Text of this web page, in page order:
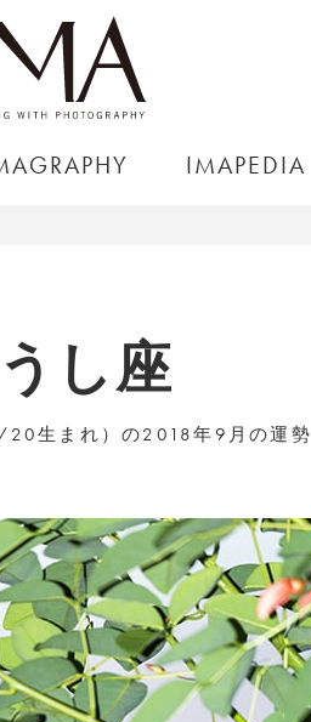
IMAPEDIA
し座
生まれ）の2018年9月の運勢